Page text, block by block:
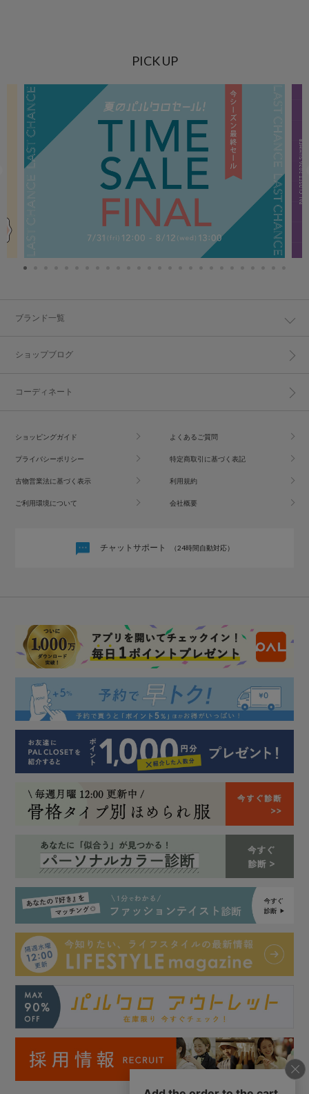
PICK UP
ブランド一覧
ショップブログ
コーディネート
ショッピングガイド よくあるご質問
プライバシーポリシー 特定商取引に基づく表記
古物営業法に基づく表示 利用規約
ご利用環境について 会社概要
チャットサポート （24時間自動対応）